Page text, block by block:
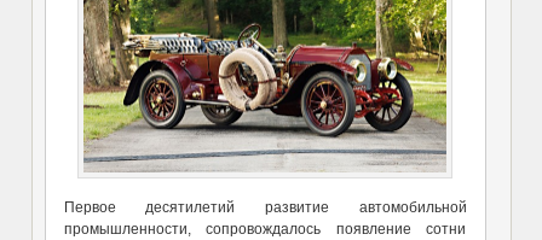
Первое десятилетий развитие автомобильной
промышленности, сопровождалось появление сотни